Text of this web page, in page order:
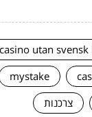
casino utan svensk
mystake
צרכנות